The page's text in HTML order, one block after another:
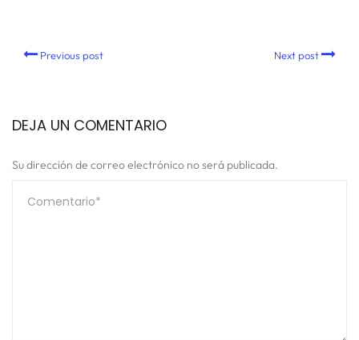
Previous post Next post
DEJA UN COMENTARIO
Su dirección de correo electrónico no será publicada.